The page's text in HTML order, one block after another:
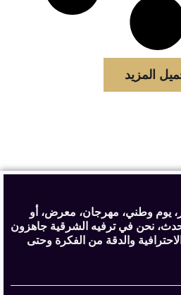
المزيد
يوم وطني، مهرجان، معرض، أو
نحن في ترفيه الشرقية جاهزون
والدقة من الفكرة وحتى